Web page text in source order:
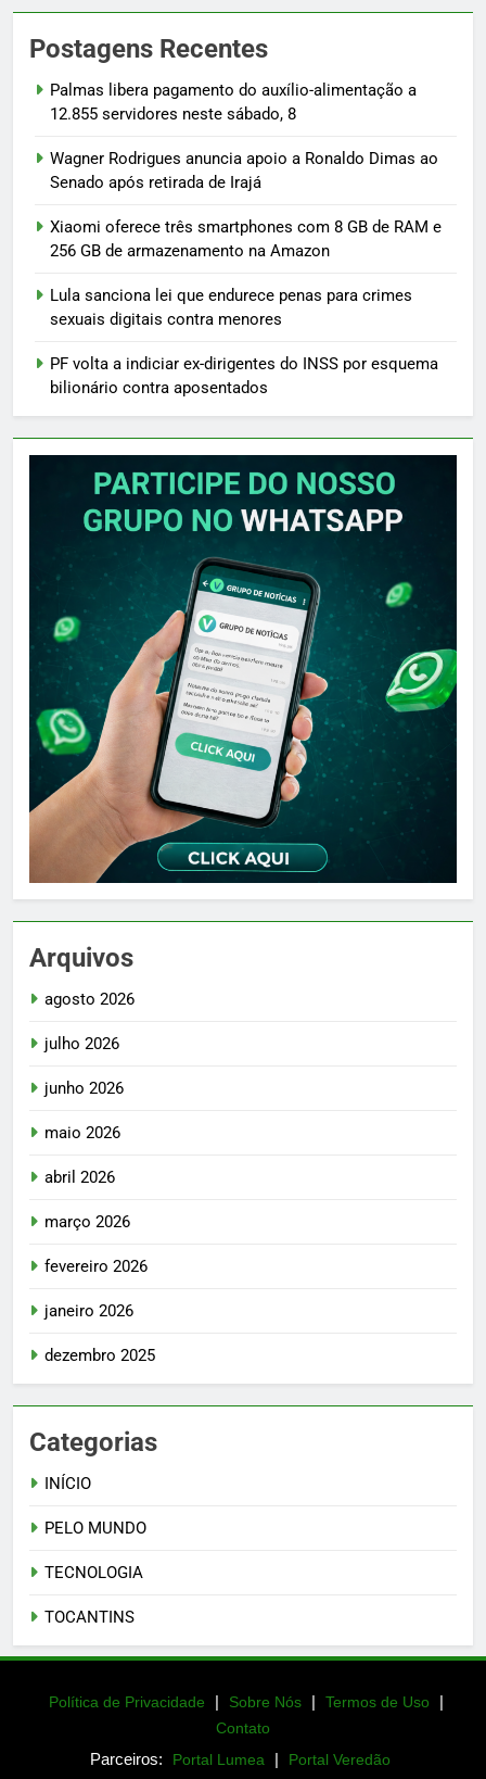
Postagens Recentes
Palmas libera pagamento do auxílio-alimentação a
12.855 servidores neste sábado, 8
Wagner Rodrigues anuncia apoio a Ronaldo Dimas ao
Senado após retirada de Irajá
Xiaomi oferece três smartphones com 8 GB de RAM e
256 GB de armazenamento na Amazon
Lula sanciona lei que endurece penas para crimes
sexuais digitais contra menores
PF volta a indiciar ex-dirigentes do INSS por esquema
bilionário contra aposentados
Arquivos
agosto 2026
julho 2026
junho 2026
maio 2026
abril 2026
março 2026
fevereiro 2026
janeiro 2026
dezembro 2025
Categorias
INÍCIO
PELO MUNDO
TECNOLOGIA
TOCANTINS
Política de Privacidade | Sobre Nós | Termos de Uso |
Contato
Parceiros: Portal Lumea | Portal Veredão